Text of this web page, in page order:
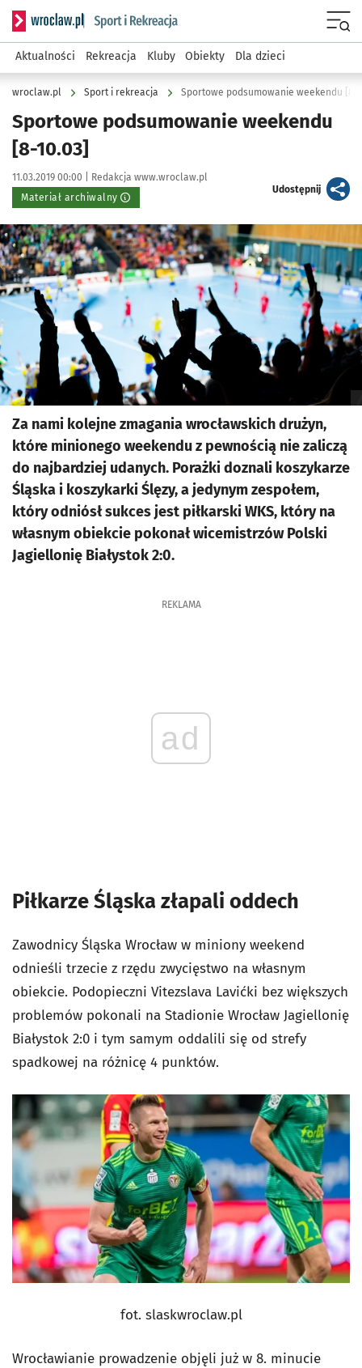
Serwis informacyjny wroclaw.pl podserwis: Sport i rekreacja
Aktualności Rekreacja Kluby Obiekty Dla dzieci
wroclaw.pl Sport i rekreacja Sportowe podsumowanie weekendu [8-
Sportowe podsumowanie weekendu
[8-10.03]
Data publikacji:
11.03.2019 00:00 | Autor:
Redakcja www.wroclaw.pl
Materiał archiwalny
Udostępnijartykuł
Kliknij, aby powiększyć
Za nami kolejne zmagania wrocławskich drużyn,
które minionego weekendu z pewnością nie zaliczą
do najbardziej udanych. Porażki doznali koszykarze
Śląska i koszykarki Ślęzy, a jedynym zespołem,
który odniósł sukces jest piłkarski WKS, który na
własnym obiekcie pokonał wicemistrzów Polski
Jagiellonię Białystok 2:0.
REKLAMA
ad
Piłkarze Śląska złapali oddech
Zawodnicy Śląska Wrocław w miniony weekend
odnieśli trzecie z rzędu zwycięstwo na własnym
obiekcie. Podopieczni Vitezslava Lavićki bez większych
problemów pokonali na Stadionie Wrocław Jagiellonię
Białystok 2:0 i tym samym oddalili się od strefy
spadkowej na różnicę 4 punktów.
fot. slaskwroclaw.pl
Wrocławianie prowadzenie objęli już w 8. minucie